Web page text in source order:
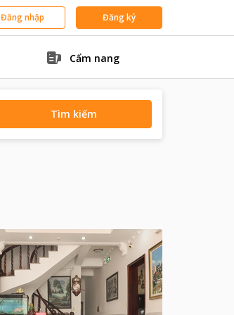
Đăng nhập Đăng ký
Cẩm nang
Tìm kiếm